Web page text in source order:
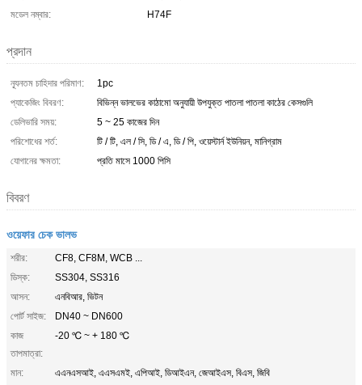
মডেল নম্বার:
H74F
প্রদান
ন্যূনতম চাহিদার পরিমাণ:
1pc
প্যাকেজিং বিবরণ:
বিভিন্ন ভালভের কাঠামো অনুযায়ী উপযুক্ত পাতলা পাতলা কাঠের কেসগুলি
ডেলিভারি সময়:
5 ~ 25 কাজের দিন
পরিশোধের শর্ত:
টি / টি, এল / সি, ডি / এ, ডি / পি, ওয়েস্টার্ন ইউনিয়ন, মানিগ্রাম
যোগানের ক্ষমতা:
প্রতি মাসে 1000 পিসি
বিবরণ
ওয়েফার চেক ভালভ
শরীর:
CF8, CF8M, WCB ...
ডিস্ক:
SS304, SS316
আসন:
এনবিআর, ভিটন
পোর্ট সাইজ:
DN40 ~ DN600
কাজ
তাপমাত্রা:
-20 ℃ ~ + 180 ℃
মান:
এএনএসআই, এএসএমই, এপিআই, ডিআইএন, জেআইএস, বিএস, জিবি